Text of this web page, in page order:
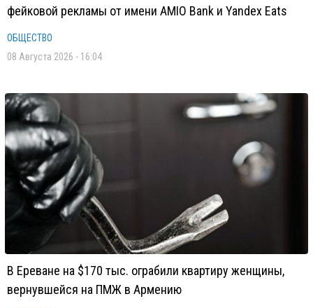
фейковой рекламы от имени AMIO Bank и Yandex Eats
ОБЩЕСТВО
08 Августа 2026 - 16:04
В Ереване на $170 тыс. ограбили квартиру женщины,
вернувшейся на ПМЖ в Армению